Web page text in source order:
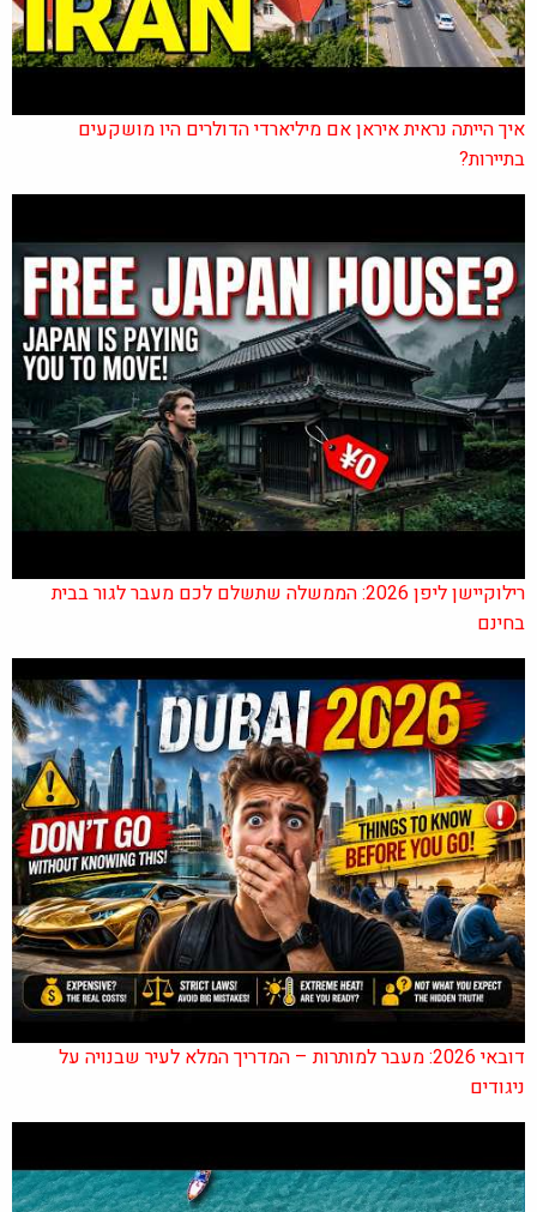
איך הייתה נראית איראן אם מיליארדי הדולרים היו מושקעים
בתיירות?
רילוקיישן ליפן 2026: הממשלה שתשלם לכם מעבר לגור בבית
בחינם
דובאי 2026: מעבר למותרות – המדריך המלא לעיר שבנויה על
ניגודים